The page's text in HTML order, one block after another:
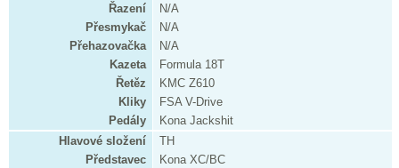
Řazení
N/A
Přesmykač
N/A
Přehazovačka
N/A
Kazeta
Formula 18T
Řetěz
KMC Z610
Kliky
FSA V-Drive
Pedály
Kona Jackshit
Hlavové složení
TH
Představec
Kona XC/BC